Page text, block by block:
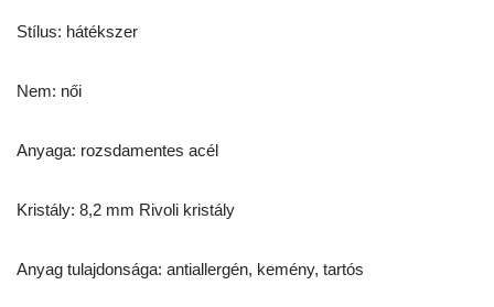
Stílus: hátékszer
Nem: női
Anyaga: rozsdamentes acél
Kristály: 8,2 mm Rivoli kristály
Anyag tulajdonsága: antiallergén, kemény, tartós